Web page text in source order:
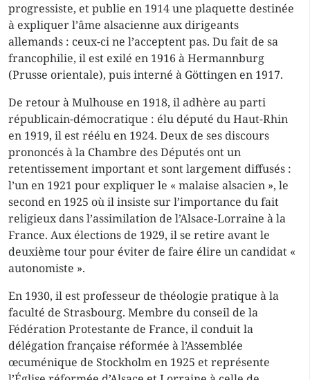
progressiste, et publie en 1914 une plaquette destinée
à expliquer l’âme alsacienne aux dirigeants
allemands : ceux-ci ne l’acceptent pas. Du fait de sa
francophilie, il est exilé en 1916 à Hermannburg
(Prusse orientale), puis interné à Göttingen en 1917.
De retour à Mulhouse en 1918, il adhère au parti
républicain-démocratique : élu député du Haut-Rhin
en 1919, il est réélu en 1924. Deux de ses discours
prononcés à la Chambre des Députés ont un
retentissement important et sont largement diffusés :
l’un en 1921 pour expliquer le « malaise alsacien », le
second en 1925 où il insiste sur l’importance du fait
religieux dans l’assimilation de l’Alsace-Lorraine à la
France. Aux élections de 1929, il se retire avant le
deuxième tour pour éviter de faire élire un candidat «
autonomiste ».
En 1930, il est professeur de théologie pratique à la
faculté de Strasbourg. Membre du conseil de la
Fédération Protestante de France, il conduit la
délégation française réformée à l’Assemblée
œcuménique de Stockholm en 1925 et représente